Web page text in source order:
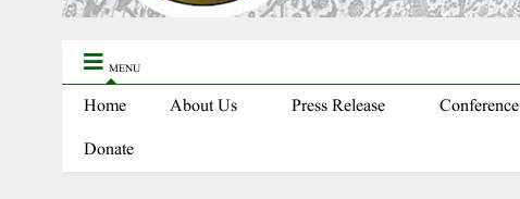
MENU
Home About Us Press Release Conference
Donate